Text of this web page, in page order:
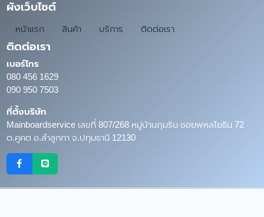
ผังเว็บไซต์
หน้าแรก สินค้า บริการ ติดต่อเรา
ติดต่อเรา
เบอร์โทร
080 456 1629
090 950 7503
ที่ตั้งบริษัท
Mainboardservice เลขที่ 807/268 หมู่บ้านภุมริน ซอยพหลโยธิน 72
ต.คูคต อ.ลำลูกกา จ.ปทุมธานี 12130